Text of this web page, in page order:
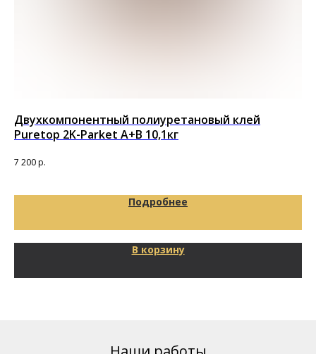
Двухкомпонентный полиуретановый клей
Puretop 2K-Parket A+B 10,1кг
7 200р.
Подробнее
В корзину